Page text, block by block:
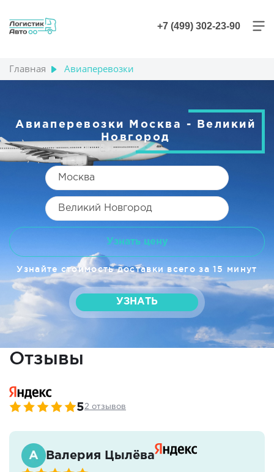
+7 (499) 302-23-90
Главная Авиаперевозки
Авиаперевозки Москва - Великий
Новгород
Узнать цену
Узнайте стоимость доставки всего за 15 минут
УЗНАТЬ
Отзывы
52 отзывов
Валерия Цылёва